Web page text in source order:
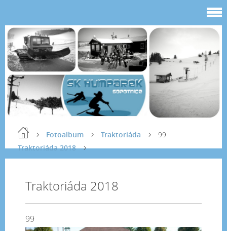
Fotoalbum
Traktoriáda
Traktoriáda 2018
99
Traktoriáda 2018
99